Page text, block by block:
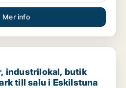
Mer info
butik eller fastighetsmark
industrilokal, butik
till salu i Eskilstuna